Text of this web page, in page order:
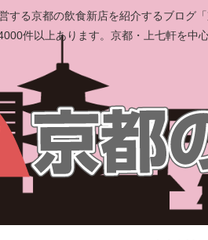
する京都の飲食新店を紹介するブロ
件以上あります。京都・上七軒を中